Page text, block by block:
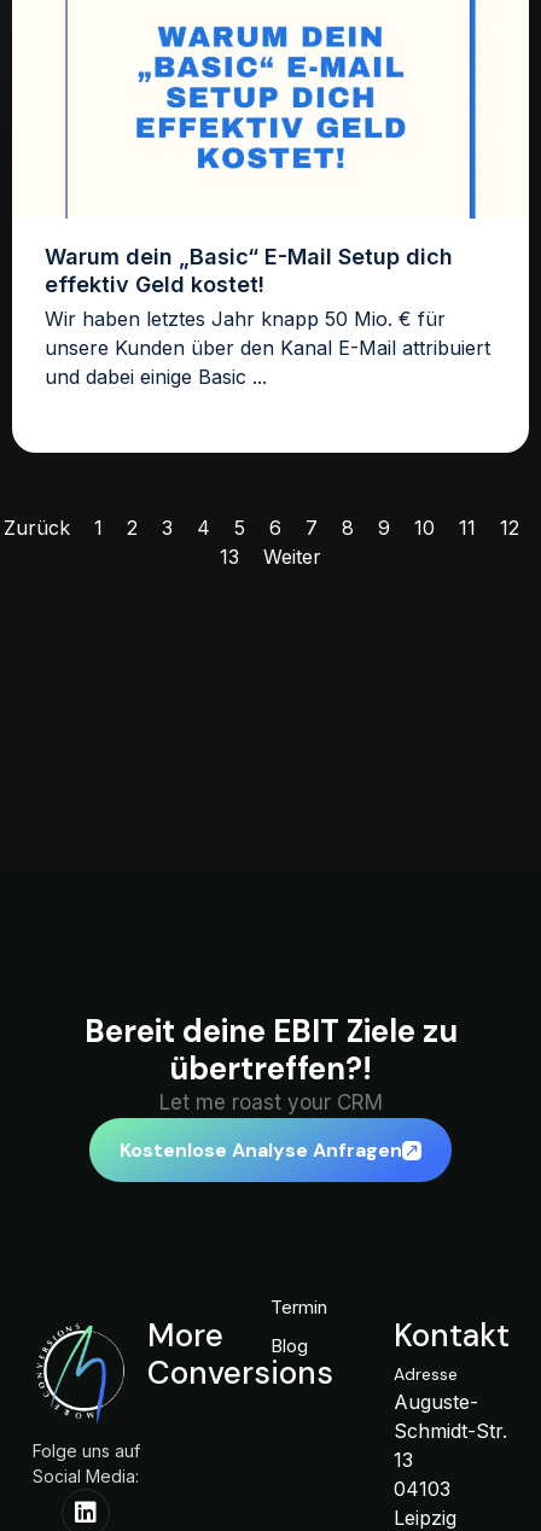
Warum dein „Basic“ E-Mail Setup dich
effektiv Geld kostet!
Wir haben letztes Jahr knapp 50 Mio. € für
unsere Kunden über den Kanal E-Mail attribuiert
und dabei einige Basic ...
Zurück 1 2 3 4 5 6 7 8 9 10 11
12
13
Weiter
Bereit deine EBIT Ziele zu
übertreffen?!
Let me roast your CRM
Kostenlose Analyse Anfragen
Kontakt
Adresse
Auguste-
Schmidt-Str.
13
04103
Leipzig
Termin
Blog
More
Conversions
Folge uns auf
Social Media: